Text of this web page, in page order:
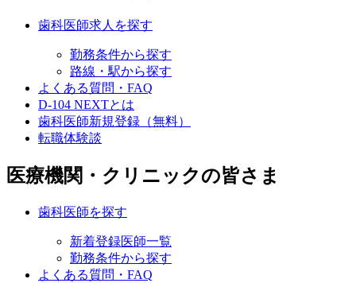
歯科医師求人を探す
勤務条件から探す
路線・駅から探す
よくある質問・FAQ
D-104 NEXTとは
歯科医師新規登録（無料）
転職体験談
医療機関・クリニックの皆さま
歯科医師を探す
新着登録医師一覧
勤務条件から探す
よくある質問・FAQ